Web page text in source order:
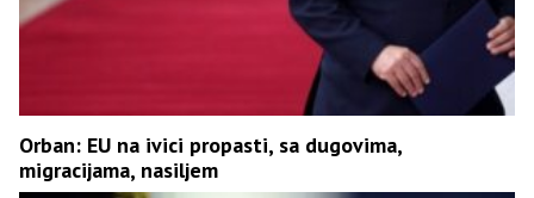
Orban: EU na ivici propasti, sa dugovima,
migracijama, nasiljem